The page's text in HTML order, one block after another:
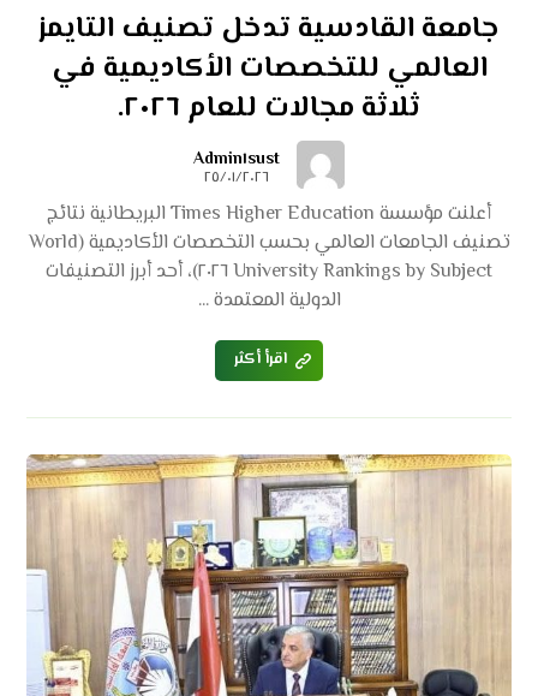
جامعة القادسية تدخل تصنيف التايمز
العالمي للتخصصات الأكاديمية في
ثلاثة مجالات للعام ٢٠٢٦.
Admin١sust
٢٥/٠١/٢٠٢٦
أعلنت مؤسسة Times Higher Education البريطانية نتائج
تصنيف الجامعات العالمي بحسب التخصصات الأكاديمية (World
University Rankings by Subject ٢٠٢٦)، أحد أبرز التصنيفات
الدولية المعتمدة ...
اقرأ أكثر